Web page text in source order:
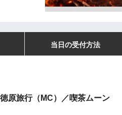
当日の受付方法
原旅行（MC）／喫茶ムーン